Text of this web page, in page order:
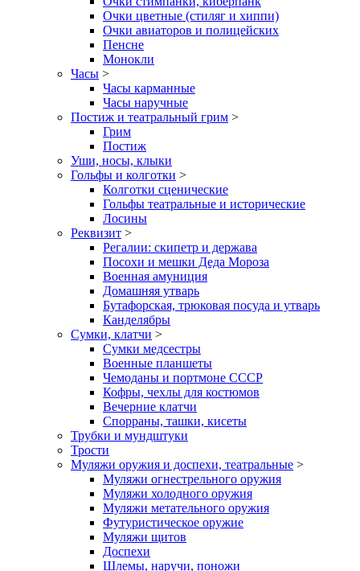
Очки цветные (стиляг и хиппи)
Очки авиаторов и полицейских
Пенсне
Монокли
Часы >
Часы карманные
Часы наручные
Постиж и театральный грим >
Грим
Постиж
Уши, носы, клыки
Гольфы и колготки >
Колготки сценические
Гольфы театральные и исторические
Лосины
Реквизит >
Регалии: скипетр и держава
Посохи и мешки Деда Мороза
Военная амуниция
Домашняя утварь
Бутафорская, трюковая посуда и утварь
Канделябры
Сумки, клатчи >
Сумки медсестры
Военные планшеты
Чемоданы и портмоне СССР
Кофры, чехлы для костюмов
Вечерние клатчи
Спорраны, ташки, кисеты
Трубки и мундштуки
Трости
Муляжи оружия и доспехи, театральные >
Муляжи огнестрельного оружия
Муляжи холодного оружия
Муляжи метательного оружия
Футуристическое оружие
Муляжи щитов
Доспехи
Шлемы, наручи, поножи